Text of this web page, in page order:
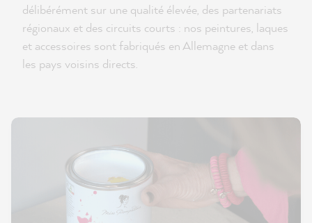
délibérément sur une qualité élevée, des partenariats
régionaux et des circuits courts : nos peintures, laques
et accessoires sont fabriqués en Allemagne et dans
les pays voisins directs.